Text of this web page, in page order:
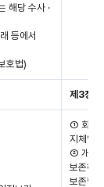
해당 수사 ·
등에서
호법)
제3장.
① 회사
지체없
② 개인
보존하
보존합